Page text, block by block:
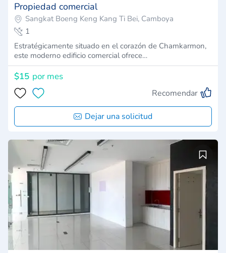
Propiedad comercial
Sangkat Boeng Keng Kang Ti Bei, Camboya
1
Estratégicamente situado en el corazón de Chamkarmon,
este moderno edificio comercial ofrece…
$15 por mes
Recomendar
Dejar una solicitud